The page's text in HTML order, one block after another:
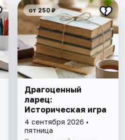
от 250 ₽
Драгоценный
ларец:
Историческая игра
4 сентября 2026 •
пятница